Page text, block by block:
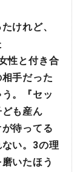
けれど、
性と付き合
手だった
。『セッ
も産ん
待ってる
い。3の理
いたほう